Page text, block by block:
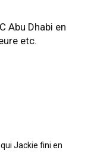
Abu Dhabi en
etc.
Jackie fini en